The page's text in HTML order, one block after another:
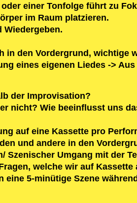
einer Tonfolge führt zu
im Raum platzieren.
Wiedergeben.
in den Vordergrund, wichtige
eines eigenen Liedes ->
der Improvisation?
nicht? Wie beeinflusst uns
auf eine Kassette pro
und andere in den
Szenischer Umgang mit der
welche wir auf
eine 5-minütige Szene